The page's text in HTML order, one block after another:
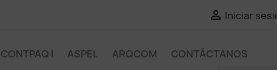
 Iniciar
CONTPAQ I ASPEL ARQCOM CONTÁCTANOS